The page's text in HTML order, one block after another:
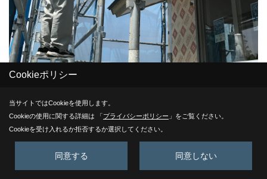
保証機構検査
Cookieポリシー
当サイトではCookieを使用します。
Cookieの使用に関する詳細は 「プライバシーポリシー 」をご覧ください。
Cookieを受け入れるか拒否するか選択してください。
同意する 同意しない